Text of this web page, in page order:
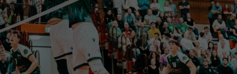
anzeigen
Datenschutzerklärung Impressum